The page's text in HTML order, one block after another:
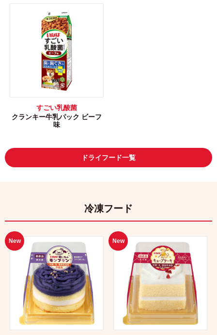
すごい乳酸菌
クランキー牛乳パック ビーフ
味
ドライフード一覧
冷凍フード
New New